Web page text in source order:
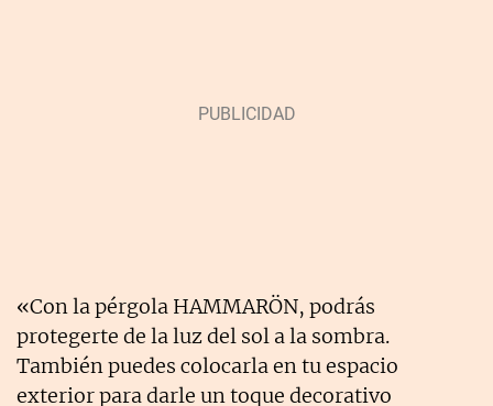
«Con la pérgola HAMMARÖN, podrás
protegerte de la luz del sol a la sombra.
También puedes colocarla en tu espacio
exterior para darle un toque decorativo